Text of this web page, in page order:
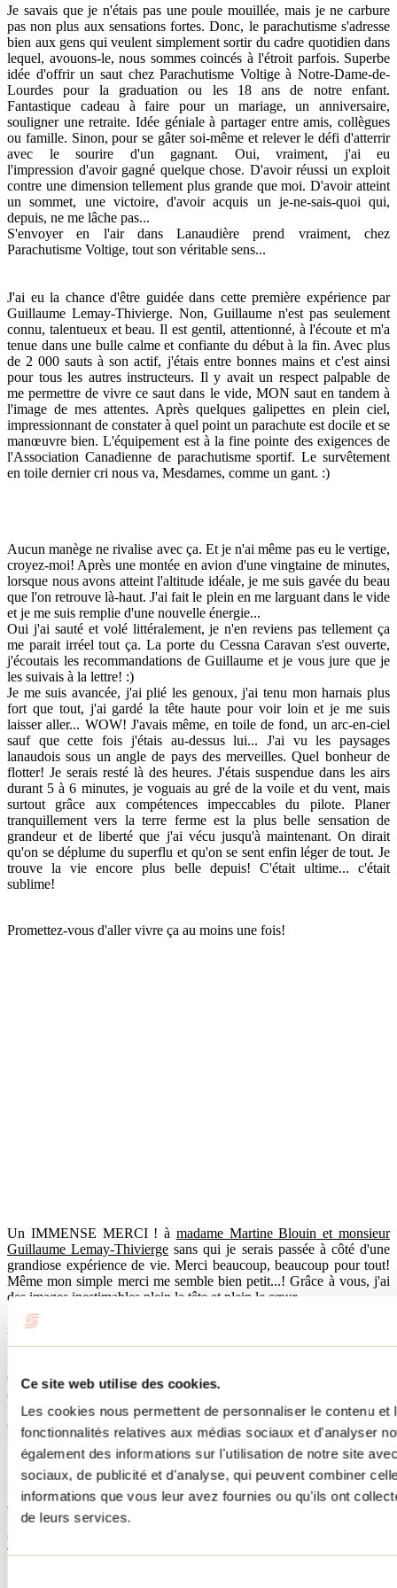
Ce site web utilise des cookies.
Les cookies nous permettent de personnaliser le contenu
fonctionnalités relatives aux médias sociaux et d'analyser
également des informations sur l'utilisation de notre site
sociaux, de publicité et d'analyse, qui peuvent combiner
informations que vous leur avez fournies ou qu'ils ont
de leurs services.
Je savais que je n'étais pas une poule mouillée, mais je ne carbure
pas non plus aux sensations fortes. Donc, le parachutisme s'adresse
bien aux gens qui veulent simplement sortir du cadre quotidien dans
lequel, avouons-le, nous sommes coincés à l'étroit parfois. Superbe
idée d'offrir un saut chez Parachutisme Voltige à Notre-Dame-de-
Lourdes pour la graduation ou les 18 ans de notre enfant.
Fantastique cadeau à faire pour un mariage, un anniversaire,
souligner une retraite. Idée géniale à partager entre amis, collègues
ou famille. Sinon, pour se gâter soi-même et relever le défi d'atterrir
avec le sourire d'un gagnant. Oui, vraiment, j'ai eu
l'impression d'avoir gagné quelque chose. D'avoir réussi un exploit
contre une dimension tellement plus grande que moi. D'avoir atteint
un sommet, une victoire, d'avoir acquis un je-ne-sais-quoi qui,
depuis, ne me lâche pas...
S'envoyer en l'air dans Lanaudière prend vraiment, chez
Parachutisme Voltige, tout son véritable sens...
J'ai eu la chance d'être guidée dans cette première expérience par
Guillaume Lemay-Thivierge. Non, Guillaume n'est pas seulement
connu, talentueux et beau. Il est gentil, attentionné, à l'écoute et m'a
tenue dans une bulle calme et confiante du début à la fin. Avec plus
de 2 000 sauts à son actif, j'étais entre bonnes mains et c'est ainsi
pour tous les autres instructeurs. Il y avait un respect palpable de
me permettre de vivre ce saut dans le vide, MON saut en tandem à
l'image de mes attentes. Après quelques galipettes en plein ciel,
impressionnant de constater à quel point un parachute est docile et se
manœuvre bien. L'équipement est à la fine pointe des exigences de
l'Association Canadienne de parachutisme sportif. Le survêtement
en toile dernier cri nous va, Mesdames, comme un gant. :)
Aucun manège ne rivalise avec ça. Et je n'ai même pas eu le vertige,
croyez-moi! Après une montée en avion d'une vingtaine de minutes,
lorsque nous avons atteint l'altitude idéale, je me suis gavée du beau
que l'on retrouve là-haut. J'ai fait le plein en me larguant dans le vide
et je me suis remplie d'une nouvelle énergie...
Oui j'ai sauté et volé littéralement, je n'en reviens pas tellement ça
me parait irréel tout ça. La porte du Cessna Caravan s'est ouverte,
j'écoutais les recommandations de Guillaume et je vous jure que je
les suivais à la lettre! :)
Je me suis avancée, j'ai plié les genoux, j'ai tenu mon harnais plus
fort que tout, j'ai gardé la tête haute pour voir loin et je me suis
laisser aller... WOW! J'avais même, en toile de fond, un arc-en-ciel
sauf que cette fois j'étais au-dessus lui... J'ai vu les paysages
lanaudois sous un angle de pays des merveilles. Quel bonheur de
flotter! Je serais resté là des heures. J'étais suspendue dans les airs
durant 5 à 6 minutes, je voguais au gré de la voile et du vent, mais
surtout grâce aux compétences impeccables du pilote. Planer
tranquillement vers la terre ferme est la plus belle sensation de
grandeur et de liberté que j'ai vécu jusqu'à maintenant. On dirait
qu'on se déplume du superflu et qu'on se sent enfin léger de tout. Je
trouve la vie encore plus belle depuis! C'était ultime... c'était
sublime!
Promettez-vous d'aller vivre ça au moins une fois!
Un IMMENSE MERCI ! à madame Martine Blouin et monsieur
Guillaume Lemay-Thivierge sans qui je serais passée à côté d'une
grandiose expérience de vie. Merci beaucoup, beaucoup pour tout!
Même mon simple merci me semble bien petit...! Grâce à vous, j'ai
des images inestimables plein la tête et plein le cœur...
Merci aussi à Catherine qui a pris des photos et filmé une vidéo-
souvenir de mon premier saut...
t'es géniale! Ta passion est contagieuse. :)
Et un merci tout spécial à mon fils Louis qui, un peu craintif au
départ, a laissé sa maman vivre cette folle virée, qui m'a
accompagnée là-dedans du haut de ses 10 ans et qui, avec joie, avec
fierté, s'est rué sur moi dès l'atterrissage avec le plus gros des
câlins... ça l'air que maintenant je suis la plus cool, la plus hot des
mamans. Finalement, je suis vraiment une maman dans le vent!
École de Parachutisme Voltige
4680, rue Principale
Notre-Dame-de-Lourdes, QC J0K 1K0
Courriel :
Téléphone : 450 752-0385